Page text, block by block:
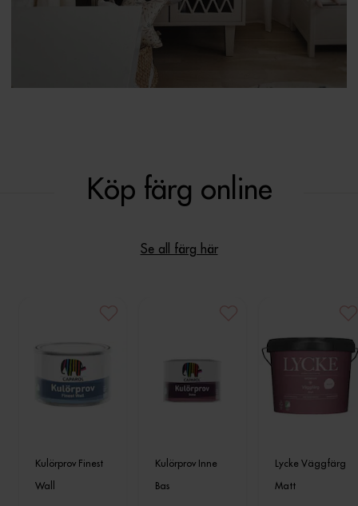
Köp färg online
Se all färg här
Kulörprov Finest
Wall
Kulörprov Inne
Bas
Lycke Väggfärg
Matt